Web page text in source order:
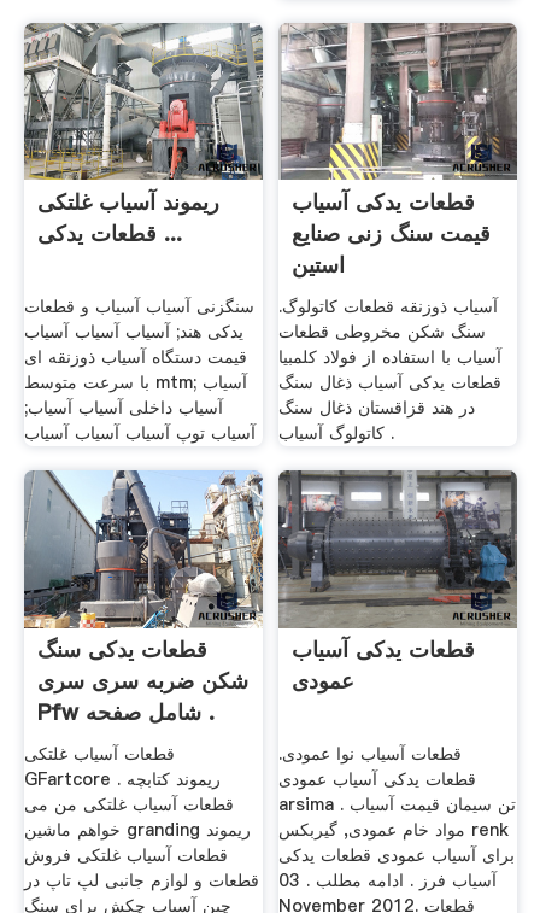
ریموند آسیاب غلتکی
قطعات یدکی ...
سنگزنی آسیاب آسیاب و قطعات
یدکی هند; آسیاب آسیاب آسیاب
قیمت دستگاه آسیاب ذوزنقه ای
با سرعت متوسط mtm; آسیاب
آسیاب داخلی آسیاب آسیاب;
آسیاب توپ آسیاب آسیاب آسیاب
قطعات یدکی آسیاب
قیمت سنگ زنی صنایع
استین
آسیاب ذوزنقه قطعات کاتولوگ.
سنگ شکن مخروطی قطعات
آسیاب با استفاده از فولاد کلمبیا
قطعات یدکی آسیاب ذغال سنگ
در هند قزاقستان ذغال سنگ
کاتولوگ آسیاب .
قطعات یدکی سنگ
شکن ضربه سری سری
Pfw شامل صفحه .
قطعات آسیاب غلتکی
GFartcore . ریموند کتابچه
قطعات آسیاب غلتکی من می
خواهم ماشین granding ریموند
قطعات آسیاب غلتکی فروش
قطعات و لوازم جانبی لپ تاپ در
چین آسیاب چکش برای سنگ
قطعات یدکی آسیاب
عمودی
قطعات آسیاب نوا عمودی.
قطعات یدکی آسیاب عمودی
arsima . تن سیمان قیمت آسیاب
مواد خام عمودی, گیربکس renk
برای آسیاب عمودی قطعات یدکی
آسیاب فرز . ادامه مطلب . 03
November 2012. قطعات